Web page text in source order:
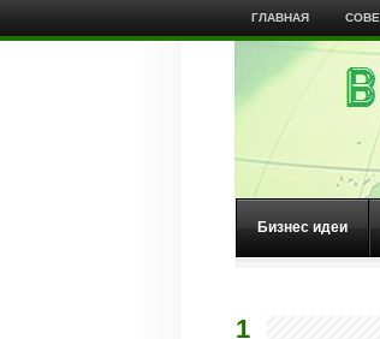
ГЛАВНАЯ
Бизнес идеи
1